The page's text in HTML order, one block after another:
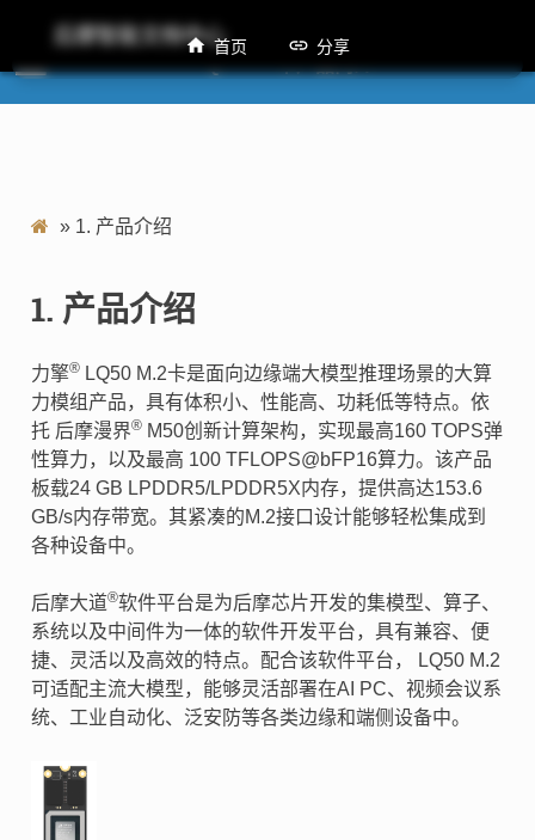
后摩智能文档中心
LQ50 M.2卡产品简介
» 1. 产品介绍
1. 产品介绍
力擎®LQ50 M.2卡是面向边缘端大模型推理场景的大算
力模组产品，具有体积小、性能高、功耗低等特点。依
托 后摩漫界®M50创新计算架构，实现最高160 TOPS弹
性算力，以及最高 100 TFLOPS@bFP16算力。该产品
板载24 GB LPDDR5/LPDDR5X内存，提供高达153.6
GB/s内存带宽。其紧凑的M.2接口设计能够轻松集成到
各种设备中。
后摩大道®软件平台是为后摩芯片开发的集模型、算子、
系统以及中间件为一体的软件开发平台，具有兼容、便
捷、灵活以及高效的特点。配合该软件平台， LQ50 M.2
可适配主流大模型，能够灵活部署在AI PC、视频会议系
统、工业自动化、泛安防等各类边缘和端侧设备中。
首页 分享